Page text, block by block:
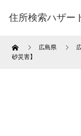
住所検索ハザー
Home 広島県
砂災害】